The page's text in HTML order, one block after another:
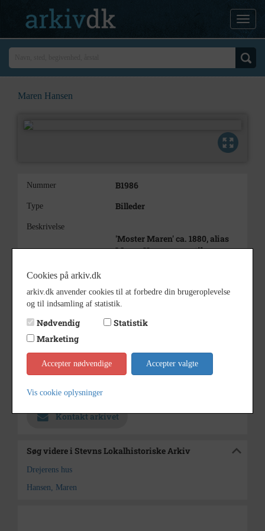
Maren Hansen
Nummer B1986
Type Billeder
Beskrivelse
'Moster Maren' ca. 1880, alias
Maren Hansen, mor til
Munkevænget 8
Periode 1880 - 1950
Fotograf Ukendt
Materiale s/h positiv
Arkiv
Kontakt arkivet
Søg videre i Stevns Lokalhistoriske Arkiv
Drejerens hus
Hansen, Maren
Cookies på arkiv.dk
arkiv.dk anvender cookies til at forbedre din brugeroplevelse
og til indsamling af statistik.
Nødvendig
Statistik
Marketing
Accepter nødvendige Accepter valgte
Vis cookie oplysninger